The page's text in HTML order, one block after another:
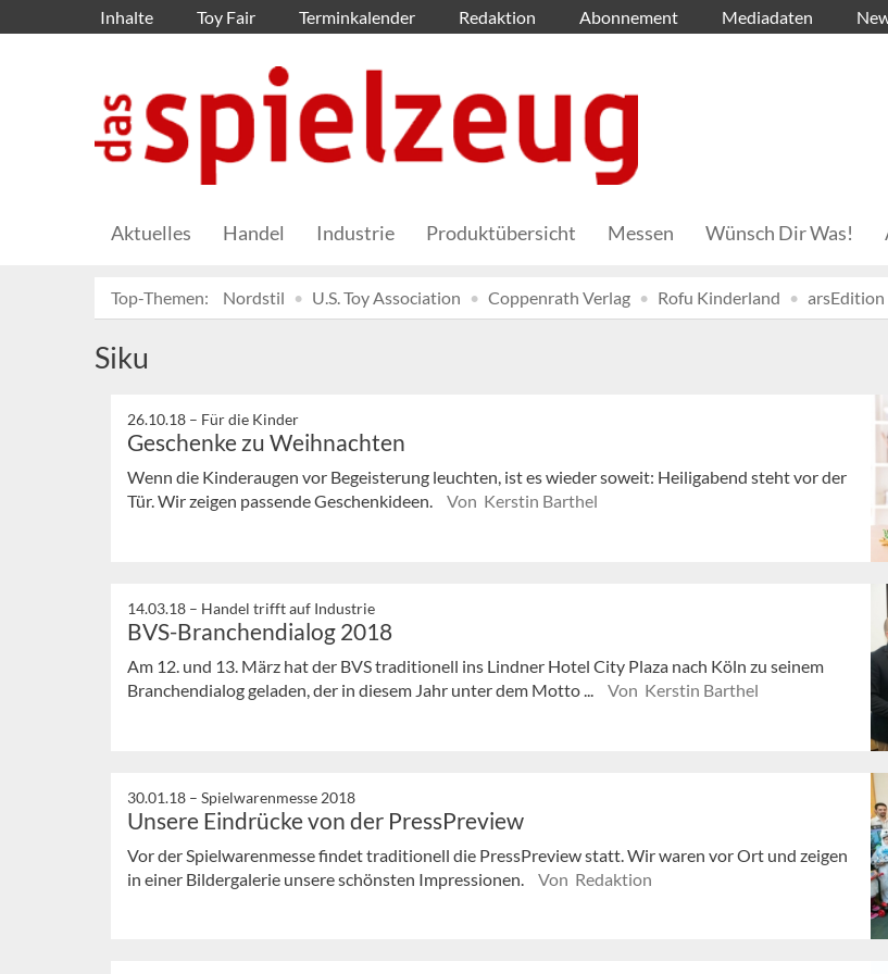
Inhalte Toy Fair Terminkalender Redaktion Abonnement Mediadaten
Aktuelles Handel Industrie Produktübersicht Messen Wünsch Dir Was!
Top-Themen: Nordstil U.S. Toy Association Coppenrath Verlag Rofu Kinderland arsEdition
Siku
26.10.18 – Für die Kinder
Geschenke zu Weihnachten
Wenn die Kinderaugen vor Begeisterung leuchten, ist es wieder soweit: Heiligabend steht vor der
Tür. Wir zeigen passende Geschenkideen.
Von Kerstin Barthel
14.03.18 – Handel trifft auf Industrie
BVS-Branchendialog 2018
Am 12. und 13. März hat der BVS traditionell ins Lindner Hotel City Plaza nach Köln zu seinem
Branchendialog geladen, der in diesem Jahr unter dem Motto ...
Von Kerstin Barthel
30.01.18 – Spielwarenmesse 2018
Unsere Eindrücke von der PressPreview
Vor der Spielwarenmesse findet traditionell die PressPreview statt. Wir waren vor Ort und zeigen
in einer Bildergalerie unsere schönsten Impressionen.
Von Redaktion